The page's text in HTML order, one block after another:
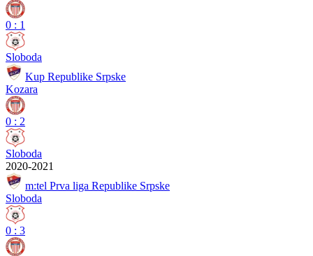
0 : 1
Sloboda
Kup Republike Srpske
Kozara
0 : 2
Sloboda
2020-2021
m:tel Prva liga Republike Srpske
Sloboda
0 : 3